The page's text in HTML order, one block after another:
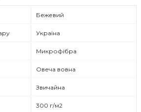
Бежевий
Україна
Микрофібра
Овеча вовна
Звичайна
300 г/м2